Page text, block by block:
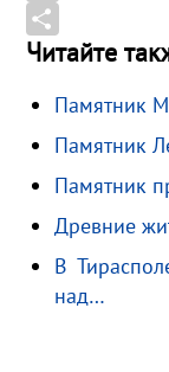
o
k
g
r
m
o
k
a
s
s
n
m
a
M
a
R
u
О
п
р
а
в
Читайте
Памятник
Памятник
Памятник
Древние
В
над…